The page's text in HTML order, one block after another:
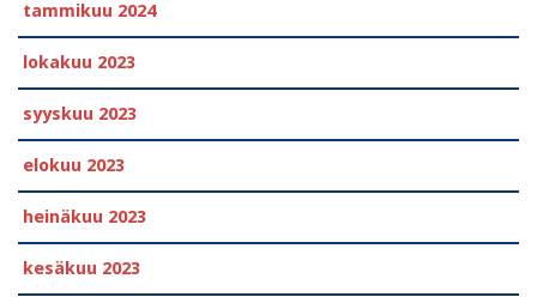
tammikuu 2024
lokakuu 2023
syyskuu 2023
elokuu 2023
heinäkuu 2023
kesäkuu 2023